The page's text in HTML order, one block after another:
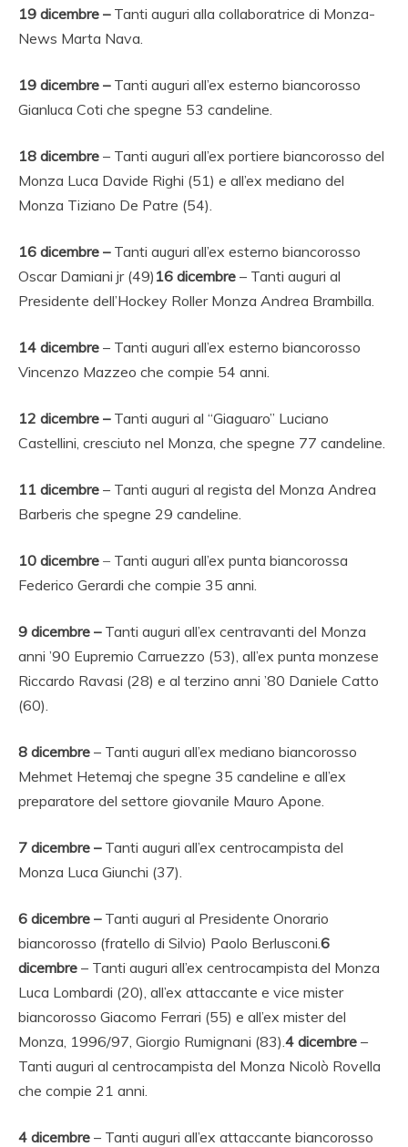
19 dicembre – Tanti auguri alla collaboratrice di Monza-
News Marta Nava.
19 dicembre – Tanti auguri all’ex esterno biancorosso
Gianluca Coti che spegne 53 candeline.
18 dicembre – Tanti auguri all’ex portiere biancorosso del
Monza Luca Davide Righi (51) e all’ex mediano del
Monza Tiziano De Patre (54).
16 dicembre – Tanti auguri all’ex esterno biancorosso
Oscar Damiani jr (49) 16 dicembre – Tanti auguri al
Presidente dell’Hockey Roller Monza Andrea Brambilla.
14 dicembre – Tanti auguri all’ex esterno biancorosso
Vincenzo Mazzeo che compie 54 anni.
12 dicembre – Tanti auguri al “Giaguaro” Luciano
Castellini, cresciuto nel Monza, che spegne 77 candeline.
11 dicembre – Tanti auguri al regista del Monza Andrea
Barberis che spegne 29 candeline.
10 dicembre – Tanti auguri all’ex punta biancorossa
Federico Gerardi che compie 35 anni.
9 dicembre –Tanti auguri all’ex centravanti del Monza
anni ’90 Eupremio Carruezzo (53), all’ex punta monzese
Riccardo Ravasi (28) e al terzino anni ’80 Daniele Catto
(60).
8 dicembre – Tanti auguri all’ex mediano biancorosso
Mehmet Hetemaj che spegne 35 candeline e all’ex
preparatore del settore giovanile Mauro Apone.
7 dicembre – Tanti auguri all’ex centrocampista del
Monza Luca Giunchi (37).
6 dicembre – Tanti auguri al Presidente Onorario
biancorosso (fratello di Silvio) Paolo Berlusconi. 6
dicembre – Tanti auguri all’ex centrocampista del Monza
Luca Lombardi (20), all’ex attaccante e vice mister
biancorosso Giacomo Ferrari (55) e all’ex mister del
Monza, 1996/97, Giorgio Rumignani (83). 4 dicembre –
Tanti auguri al centrocampista del Monza Nicolò Rovella
che compie 21 anni.
4 dicembre – Tanti auguri all’ex attaccante biancorosso